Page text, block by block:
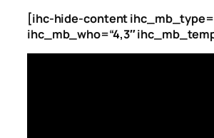
[ihc-hide-content
ihc_mb_who=“4,3″